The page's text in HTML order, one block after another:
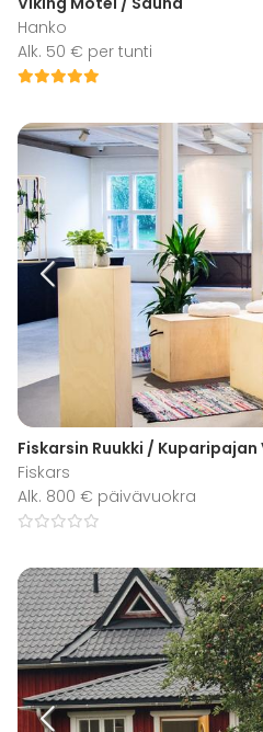
Hanko
Alk. 50 € per tunti
Fiskarsin Ruukki / Kuparipajan
Fiskars
Alk. 800 € päivävuokra